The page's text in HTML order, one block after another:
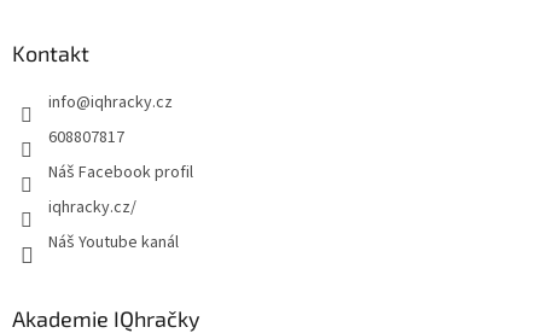
Kontakt
info@iqhracky.cz
608807817
Náš Facebook profil
iqhracky.cz/
Náš Youtube kanál
Akademie IQhračky